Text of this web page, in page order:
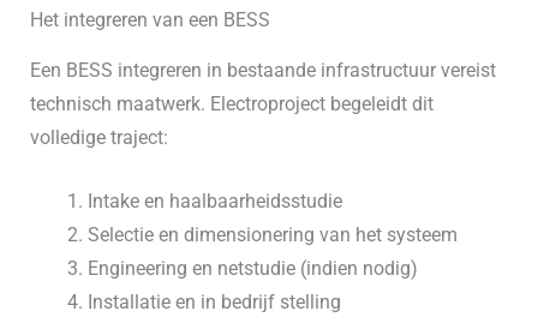
Het integreren van een BESS
Een BESS integreren in bestaande infrastructuur vereist
technisch maatwerk. Electroproject begeleidt dit
volledige traject:
Intake en haalbaarheidsstudie
Selectie en dimensionering van het systeem
Engineering en netstudie (indien nodig)
Installatie en in bedrijf stelling